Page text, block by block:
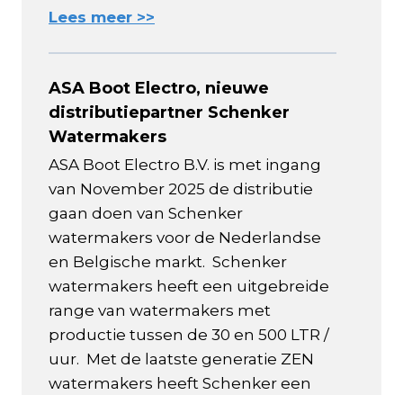
Lees meer >>
ASA Boot Electro, nieuwe
distributiepartner Schenker
Watermakers
ASA Boot Electro B.V. is met ingang
van November 2025 de distributie
gaan doen van Schenker
watermakers voor de Nederlandse
en Belgische markt. Schenker
watermakers heeft een uitgebreide
range van watermakers met
productie tussen de 30 en 500 LTR /
uur. Met de laatste generatie ZEN
watermakers heeft Schenker een